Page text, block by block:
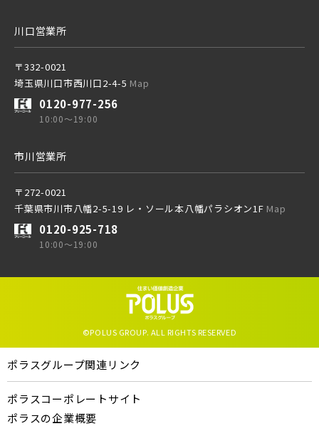
川口営業所
〒332-0021
埼玉県川口市西川口2-4-5 Map
0120-977-256
10:00～19:00
市川営業所
〒272-0021
千葉県市川市八幡2-5-19 レ・ソール本八幡パラシオン1F Map
0120-925-718
10:00～19:00
©POLUS GROUP. ALL RIGHTS RESERVED
ポラスグループ関連リンク
ポラスコーポレートサイト
ポラスの企業概要